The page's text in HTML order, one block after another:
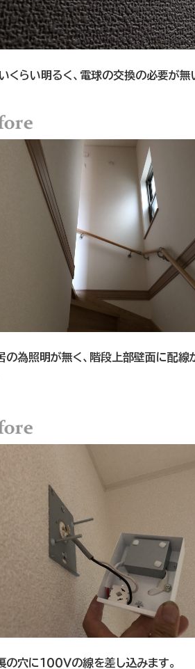
くらい明るく、電球の交換の必要が
の為照明が無く、階段上部壁面に配線
の穴に１００Ｖの線を差し込みます。